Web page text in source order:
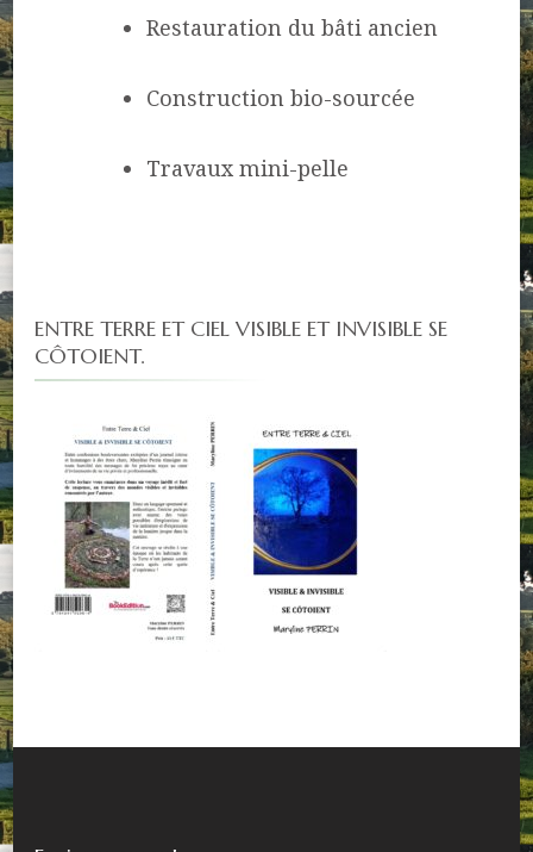
Restauration du bâti ancien
Construction bio-sourcée
Travaux mini-pelle
ENTRE TERRE ET CIEL VISIBLE ET INVISIBLE SE
CÔTOIENT.